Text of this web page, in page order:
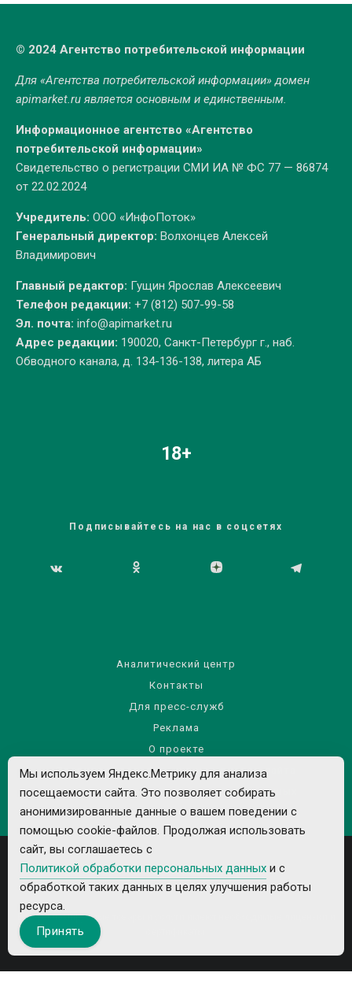
© 2024 Агентство потребительской информации
Для «Агентства потребительской информации» домен
apimarket.ruявляется основным и единственным.
Информационное агентство «Агентство
потребительской информации»
Свидетельство о регистрации СМИ ИА № ФС 77 — 86874
от 22.02.2024
Учредитель: ООО «ИнфоПоток»
Генеральный директор: Волхонцев Алексей
Владимирович
Главный редактор: Гущин Ярослав Алексеевич
Телефон редакции: +7 (812) 507-99-58
Эл. почта: info@apimarket.ru
Адрес редакции: 190020, Санкт-Петербург г., наб.
Обводного канала, д. 134-136-138, литера АБ
18+
Подписывайтесь на нас в соцсетях
Аналитический центр
Контакты
Для пресс-служб
Реклама
О проекте
Правила использования материалов сайта
Политика обработки персональных данных
Все рекламируемые товары и услуги имеют необходимые лицензии и
Мы используем Яндекс.Метрику для анализа
посещаемости сайта. Это позволяет собирать
анонимизированные данные о вашем поведении с
помощью cookie-файлов. Продолжая использовать
сайт, вы соглашаетесь с
Политикой обработки персональных данных и с
обработкой таких данных в целях улучшения работы
ресурса.
Принять